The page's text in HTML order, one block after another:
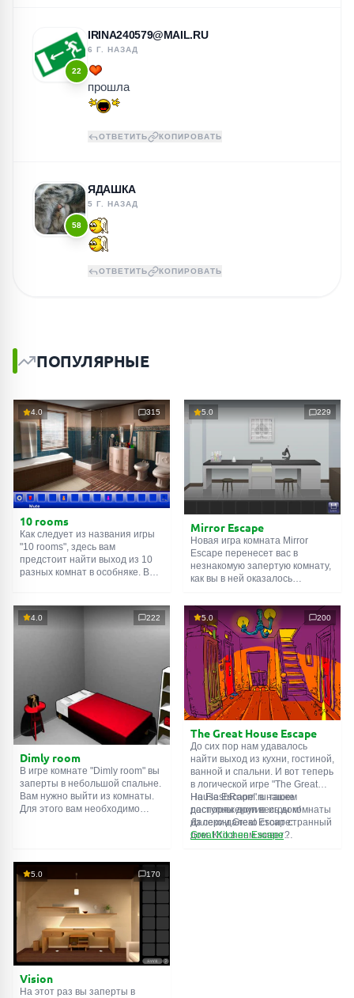
22
IRINA240579@MAIL.RU
6 Г. НАЗАД
прошла
ОТВЕТИТЬ КОПИРОВАТЬ
58
ЯДАШКА
5 Г. НАЗАД
ОТВЕТИТЬ КОПИРОВАТЬ
ПОПУЛЯРНЫЕ
4.0 315
10 rooms
Как следует из названия игры
"10 rooms", здесь вам
предстоит найти выход из 10
разных комнат в особняке. В
их, чтобы выйти. Выход из
одной комнаты является
5.0 229
Mirror Escape
Новая игра комната Mirror
Escape перенесет вас в
незнакомую запертую комнату,
как вы в ней оказалось
смекалки попробуйте решить
все, приготовленные авторами
для вас, головоломки и найти
выход на свободу.
Внимательно осмотрите
помещение, возможно вы
сможете найти какие-нибудь
подсказки. Желаем удачи!
4.0 222
Dimly room
В игре комнате "Dimly room" вы
заперты в небольшой спальне.
Вам нужно выйти из комнаты.
Для этого вам необходимо
5.0 200
The Great House Escape
До сих пор нам удавалось
найти выход из кухни, гостиной,
ванной и спальни. И вот теперь
в логической игре "The Great
House Escape" в нашем
распоряжении весь дом!
Далеко-далеко стоит странный
дом. Кто в нем живет?
На FlashRoom.ru также
доступны другие игры комнаты
из серии Great Escape:
Great Kitchen Escape
5.0 170
Vision
На этот раз вы заперты в